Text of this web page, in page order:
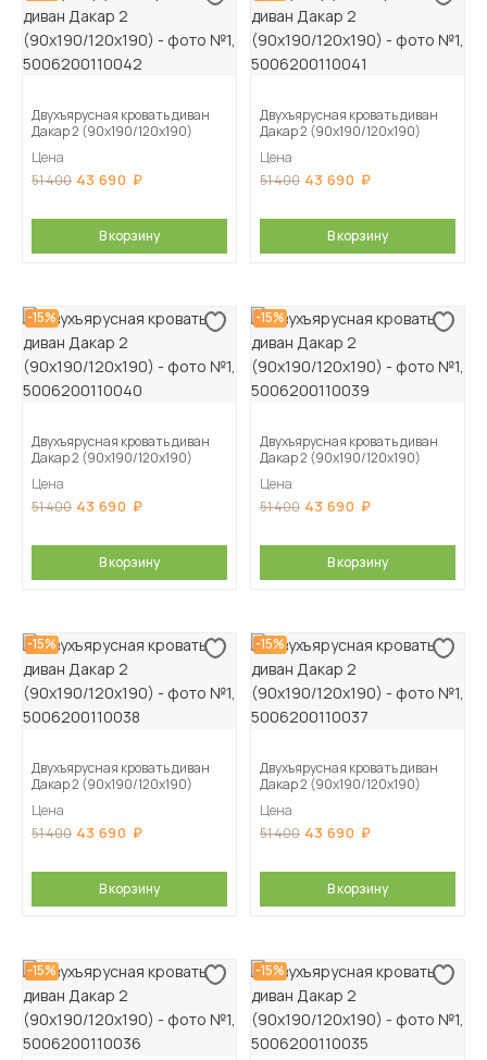
Двухъярусная кровать диван
Дакар 2 (90х190/120х190)
Цена
51 400 43 690
В корзину
Двухъярусная кровать диван
Дакар 2 (90х190/120х190)
Цена
51 400 43 690
В корзину
-15%
Двухъярусная кровать диван
Дакар 2 (90х190/120х190)
Цена
51 400 43 690
В корзину
-15%
Двухъярусная кровать диван
Дакар 2 (90х190/120х190)
Цена
51 400 43 690
В корзину
-15%
Двухъярусная кровать диван
Дакар 2 (90х190/120х190)
Цена
51 400 43 690
В корзину
-15%
Двухъярусная кровать диван
Дакар 2 (90х190/120х190)
Цена
51 400 43 690
В корзину
-15% -15%